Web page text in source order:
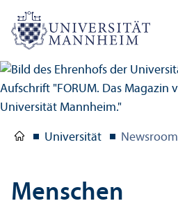
Universität Newsroom
Menschen